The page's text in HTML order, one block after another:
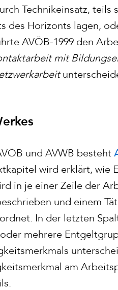
Technikeinsatz, teils
des Horizonts lagen,
AVÖB-1999 den
mit
und AVWB besteht
wird erklärt,
in je einer Zeile der
und einem
In der letzten
mehrere
am